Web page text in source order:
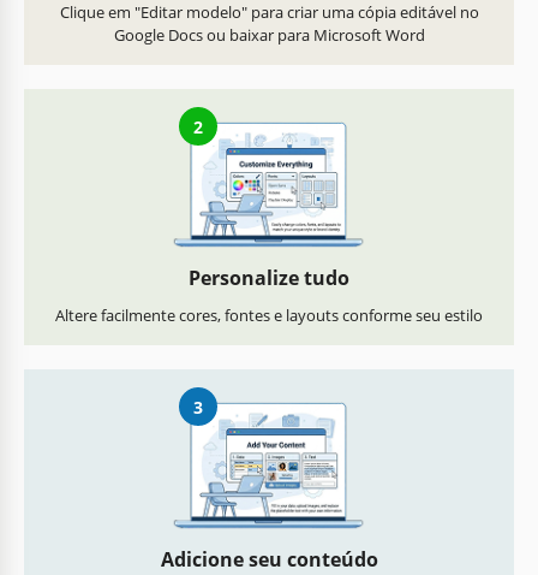
Clique em "Editar modelo" para criar uma cópia editável no
Google Docs ou baixar para Microsoft Word
2
Personalize tudo
Altere facilmente cores, fontes e layouts conforme seu estilo
3
Adicione seu conteúdo